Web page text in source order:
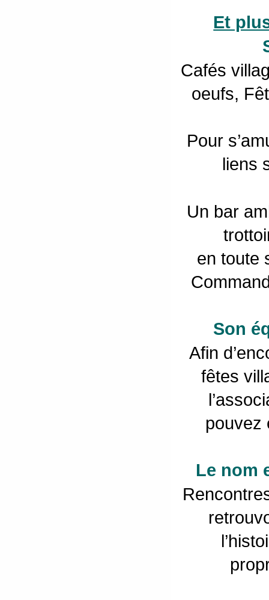
Et
Cafés
oeufs,
Pour
liens
Un bar
en toute
Son
Afin
fêtes
pouvez
Le nom